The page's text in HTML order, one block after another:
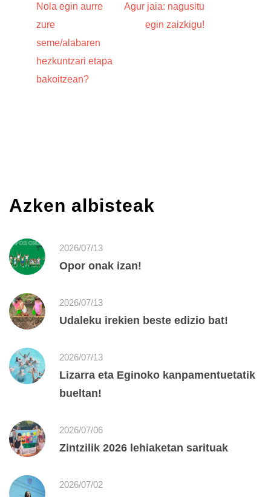
Nola egin aurre
zure
seme/alabaren
hezkuntzari etapa
bakoitzean?
Agur jaia: nagusitu
egin zaizkigu!
Azken albisteak
2026/07/13
Opor onak izan!
2026/07/13
Udaleku irekien beste edizio bat!
2026/07/13
Lizarra eta Eginoko kanpamentuetatik
bueltan!
2026/07/06
Zintzilik 2026 lehiaketan sarituak
2026/07/02